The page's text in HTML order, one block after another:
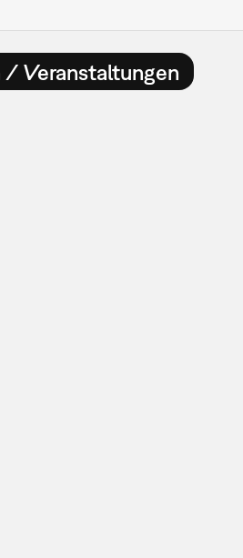
/ Veranstaltungen